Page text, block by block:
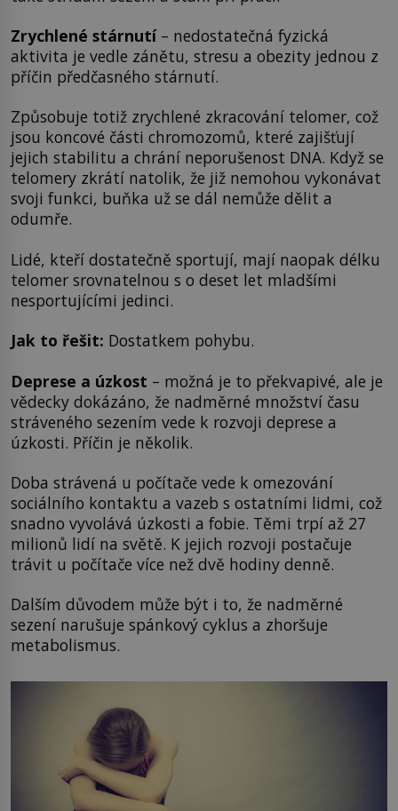
Zrychlené stárnutí – nedostatečná fyzická
aktivita je vedle zánětu, stresu a obezity jednou z
příčin předčasného stárnutí.
Způsobuje totiž zrychlené zkracování telomer, což
jsou koncové části chromozomů, které zajišťují
jejich stabilitu a chrání neporušenost DNA. Když se
telomery zkrátí natolik, že již nemohou vykonávat
svoji funkci, buňka už se dál nemůže dělit a
odumře.
Lidé, kteří dostatečně sportují, mají naopak délku
telomer srovnatelnou s o deset let mladšími
nesportujícími jedinci.
Jak to řešit: Dostatkem pohybu.
Deprese a úzkost – možná je to překvapivé, ale je
vědecky dokázáno, že nadměrné množství času
stráveného sezením vede k rozvoji deprese a
úzkosti. Příčin je několik.
Doba strávená u počítače vede k omezování
sociálního kontaktu a vazeb s ostatními lidmi, což
snadno vyvolává úzkosti a fobie. Těmi trpí až 27
milionů lidí na světě. K jejich rozvoji postačuje
trávit u počítače více než dvě hodiny denně.
Dalším důvodem může být i to, že nadměrné
sezení narušuje spánkový cyklus a zhoršuje
metabolismus.